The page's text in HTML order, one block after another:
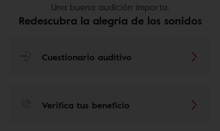
Una buena audición importa.
Redescubra la alegría de los sonidos
Cuestionario auditivo
Verifica tus beneficio